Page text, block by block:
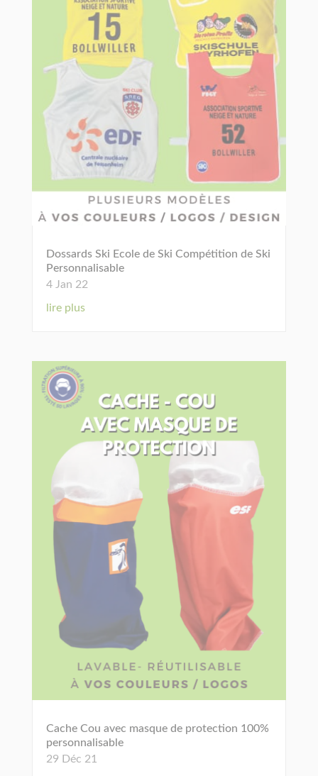
Dossards Ski Ecole de Ski Compétition de Ski
Personnalisable
4 Jan 22
lire plus
Cache Cou avec masque de protection 100%
personnalisable
29 Déc 21